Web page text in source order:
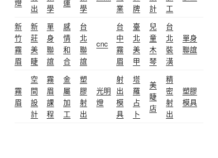
燈
出
學
運
學
業
牌
計
工
新
竹
霧
眉
新
莊
美
睫
單
身
聯
誼
感
情
和
合
台
北
聯
誼
cnc
台
中
霧
眉
臺
北
美
甲
兒
童
木
琴
台
北
裝
潢
單身
聯誼
霧
眉
空
間
設
計
霧
眉
課
程
金
屬
加
工
塑
膠
射
出
光明
燈
射
出
模
具
塔
羅
占
卜
美
睫
店
精
密
射
出
塑膠
模具